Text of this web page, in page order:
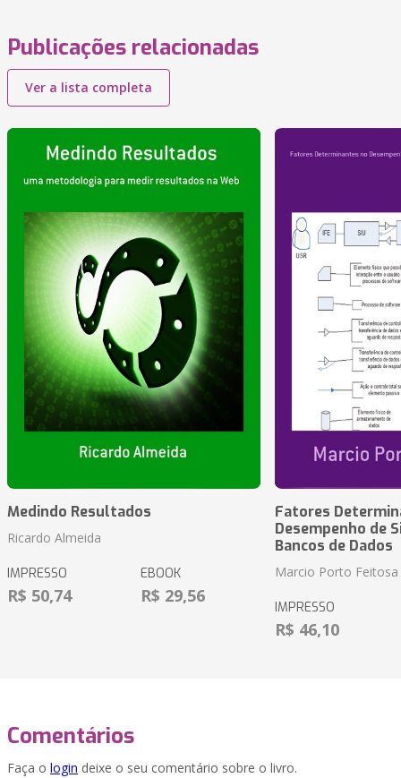
Publicações relacionadas
Ver a lista completa
Medindo Resultados
Ricardo Almeida
IMPRESSO
R$ 50,74
EBOOK
R$ 29,56
Fatores
Desempenho de
Bancos de Dados
Marcio Porto Feitosa
IMPRESSO
R$ 46,10
Comentários
Faça o login deixe o seu comentário sobre o livro.